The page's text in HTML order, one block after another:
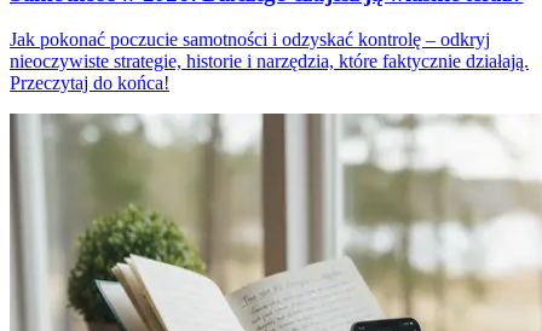
Jak pokonać poczucie samotności i odzyskać kontrolę – odkryj
nieoczywiste strategie, historie i narzędzia, które faktycznie działają.
Przeczytaj do końca!